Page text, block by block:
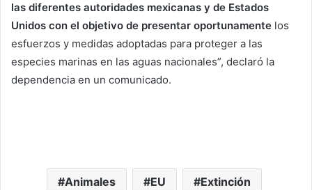
las diferentes autoridades mexicanas y de Estados
Unidos con el objetivo de presentar oportunamente los
esfuerzos y medidas adoptadas para proteger a las
especies marinas en las aguas nacionales”, declaró la
dependencia en un comunicado.
Animales EU Extinción